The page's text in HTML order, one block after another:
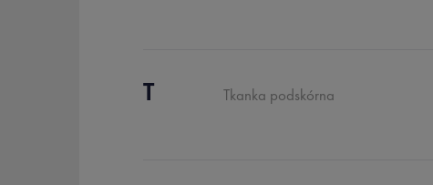
T Tkanka podskórna